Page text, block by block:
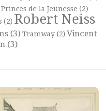
Princes de la Jeunesse (2)
(2) Robert Neiss
(3) Tramway(2) Vincent
(3)